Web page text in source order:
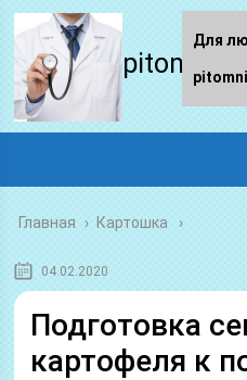
Главная › Картошка
04.02.2020
Подготовка
картофеля к
Для